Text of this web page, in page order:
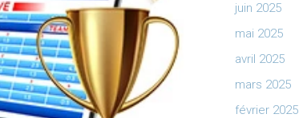
juin 2025
mai 2025
avril 2025
mars 2025
février 2025